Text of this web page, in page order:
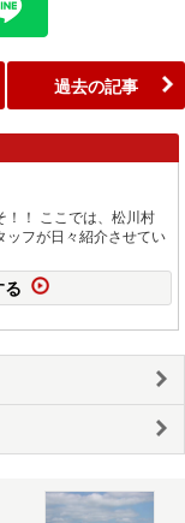
過去の記事
！！ ここでは、松川村
ッフが日々紹介させてい